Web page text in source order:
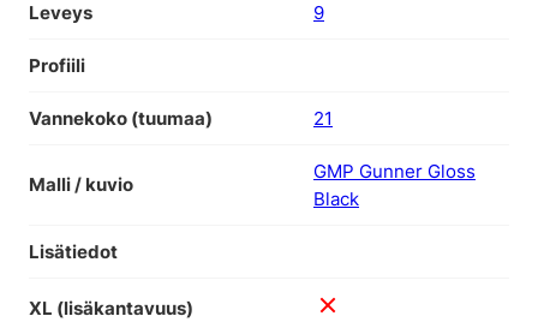
Leveys 9
Profiili
Vannekoko (tuumaa) 21
Malli / kuvio
GMP Gunner Gloss
Black
Lisätiedot
XL (lisäkantavuus)